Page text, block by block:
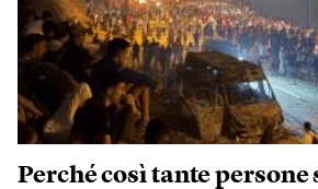
Perché così tante